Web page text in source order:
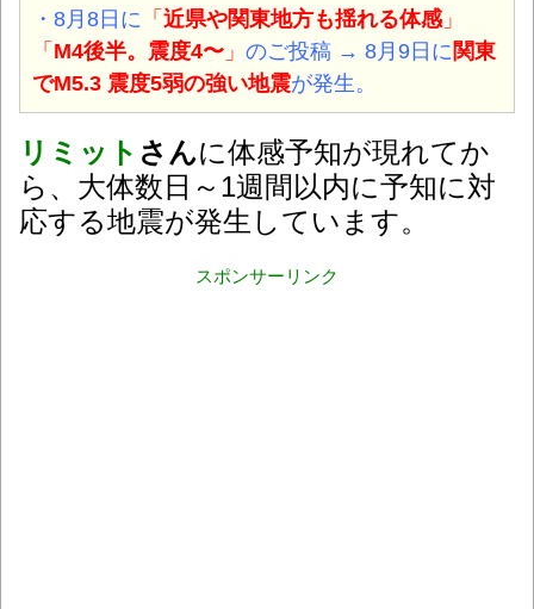
・8月8日に 「 近県や関東地方も揺れる体感 」
「 M4後半。震度4〜 」 のご投稿 → 8月9日に 関東
でM5.3 震度5弱の強い地震が発生。
リミット さんに体感予知が現れてか
ら、大体数日～1週間以内に予知に対
応する地震が発生しています。
スポンサーリンク